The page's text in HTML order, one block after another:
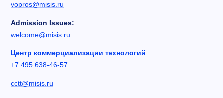
vopros@misis.ru
Admission Issues:
welcome@misis.ru
Центр коммерциализации технологий
+7 495 638-46-57
cctt@misis.ru